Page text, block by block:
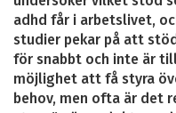
adhd får i arbetslivet,
studier pekar på att
för snabbt och inte är
möjlighet att få styra
behov, men ofta är det